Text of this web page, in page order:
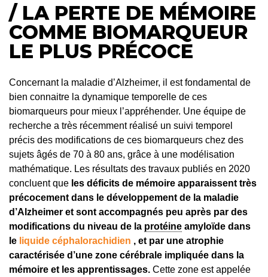
/ LA PERTE DE MÉMOIRE
COMME BIOMARQUEUR
LE PLUS PRÉCOCE
Concernant la maladie d’Alzheimer, il est fondamental de
bien connaitre la dynamique temporelle de ces
biomarqueurs pour mieux l’appréhender. Une équipe de
recherche a très récemment réalisé un suivi temporel
précis des modifications de ces biomarqueurs chez des
sujets âgés de 70 à 80 ans, grâce à une modélisation
mathématique. Les résultats des travaux publiés en 2020
concluent que les déficits de mémoire apparaissent très
précocement dans le développement de la maladie
d’Alzheimer et sont accompagnés peu après par des
modifications du niveau de la protéine amyloïde dans
le liquide céphalorachidien , et par une atrophie
caractérisée d’une zone cérébrale impliquée dans la
mémoire et les apprentissages. Cette zone est appelée